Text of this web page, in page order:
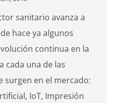
sanitario avanza a
hace ya algunos
continua en la
cada una de las
surgen en el mercado:
IoT, Impresión